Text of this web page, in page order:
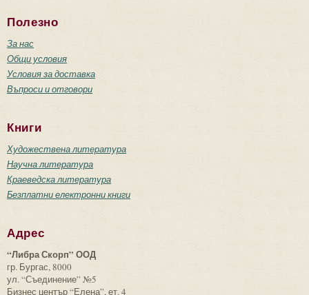
Полезно
За нас
Общи условия
Условия за доставка
Въпроси и отговори
Книги
Художествена литература
Научна литература
Краеведска литература
Безплатни електронни книги
Адрес
“Либра Скорп” ООД
гр. Бургас, 8000
ул. “Съединение” №5
Бизнес център “Елена”, ет. 4